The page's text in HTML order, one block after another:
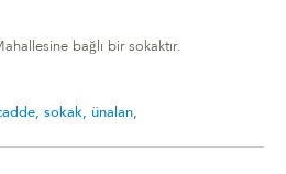
bağlı bir sokaktır.
sokak, ünalan,